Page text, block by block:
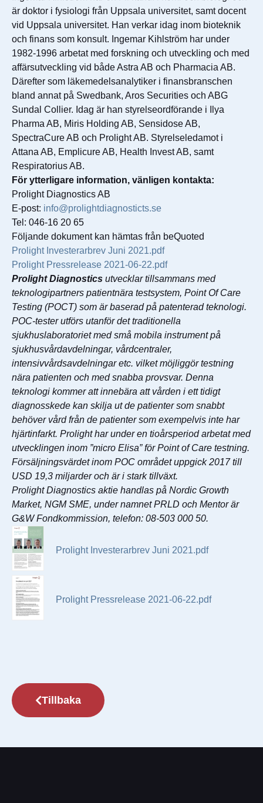
är doktor i fysiologi från Uppsala universitet, samt docent
vid Uppsala universitet. Han verkar idag inom bioteknik
och finans som konsult. Ingemar Kihlström har under
1982-1996 arbetat med forskning och utveckling och med
affärsutveckling vid både Astra AB och Pharmacia AB.
Därefter som läkemedelsanalytiker i finansbranschen
bland annat på Swedbank, Aros Securities och ABG
Sundal Collier. Idag är han styrelseordförande i Ilya
Pharma AB, Miris Holding AB, Sensidose AB,
SpectraCure AB och Prolight AB. Styrelseledamot i
Attana AB, Emplicure AB, Health Invest AB, samt
Respiratorius AB.
För ytterligare information, vänligen kontakta:
Prolight Diagnostics AB
E-post: info@prolightdiagnosticts.se
Tel: 046-16 20 65
Följande dokument kan hämtas från beQuoted
Prolight Investerarbrev Juni 2021.pdf
Prolight Pressrelease 2021-06-22.pdf
Prolight Diagnostics utvecklar tillsammans med
teknologipartners patientnära testsystem, Point Of Care
Testing (POCT) som är baserad på patenterad teknologi.
POC-tester utförs utanför det traditionella
sjukhuslaboratoriet med små mobila instrument på
sjukhusvårdavdelningar, vårdcentraler,
intensivvårdsavdelningar etc. vilket möjliggör testning
nära patienten och med snabba provsvar. Denna
teknologi kommer att innebära att vården i ett tidigt
diagnosskede kan skilja ut de patienter som snabbt
behöver vård från de patienter som exempelvis inte har
hjärtinfarkt. Prolight har under en tioårsperiod arbetat med
utvecklingen inom ”micro Elisa” för Point of Care testning.
Försäljningsvärdet inom POC området uppgick 2017 till
USD 19,3 miljarder och är i stark tillväxt.
Prolight Diagnostics aktie handlas på Nordic Growth
Market, NGM SME, under namnet PRLD och Mentor är
G&W Fondkommission, telefon: 08-503 000 50.
Prolight Investerarbrev Juni 2021.pdf
Prolight Pressrelease 2021-06-22.pdf
Tillbaka